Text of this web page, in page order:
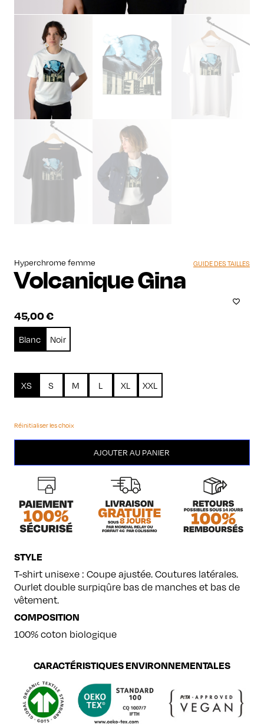
Hyperchrome femme
Volcanique Gina
45,00€
GUIDE DES TAILLES
Blanc Noir
XS S M L XL XXL
Réinitialiser les choix
AJOUTER AU PANIER
STYLE
T-shirt unisexe : Coupe ajustée. Coutures latérales.
Ourlet double surpiqûre bas de manches et bas de
vêtement.
COMPOSITION
100% coton biologique
CARACTÉRISTIQUES ENVIRONNEMENTALES